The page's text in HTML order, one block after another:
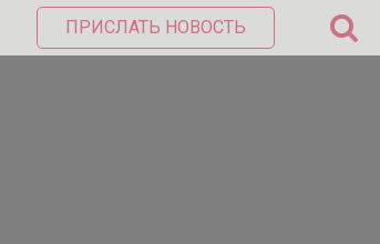
ПРИСЛАТЬ НОВОСТЬ